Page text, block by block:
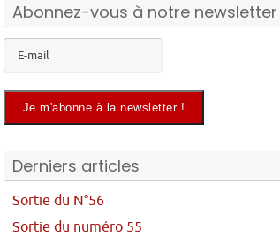
Abonnez-vous à notre newsletter
Derniers articles
Sortie du N°56
Sortie du numéro 55